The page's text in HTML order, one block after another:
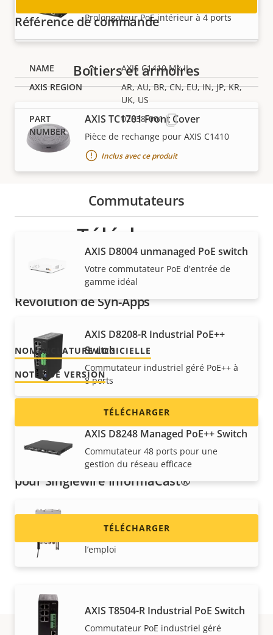
Prolongateur PoE intérieur à 4 ports
Boîtiers et armoires
AXIS TC1701 Front Cover
Pièce de rechange pour AXIS C1410
Inclus avec ce produit
Commutateurs
AXIS ​D8004 unmanaged PoE switch
Votre commutateur PoE d'entrée de
gamme idéal
AXIS D8208-R Industrial PoE++
Switch
Commutateur industriel géré PoE++ à
8 ports
AXIS D8248 Managed PoE++ Switch
Commutateur 48 ports pour une
gestion du réseau efficace
AXIS T8504-E Outdoor PoE Switch
l’emploi
AXIS T8504-R Industrial PoE Switch
Commutateur PoE industriel géré
Référence de commande
AXIS C1410 Mk II
AR, AU, BR, CN, EU, IN, JP, KR,
UK, US
02838-001
Télécharger
ACAP pour la plateforme de notification
Revolution de Syn-Apps
NOMENCLATURE LOGICIELLE
NOTES DE VERSION
TÉLÉCHARGER
Fonctionnalité des haut-parleurs AXIS
pour Singlewire InformaCast®
TÉLÉCHARGER